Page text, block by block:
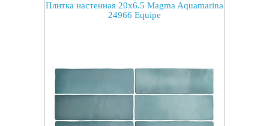
Плитка настенная 20x6.5 Magma Aquamarina
24966 Equipe